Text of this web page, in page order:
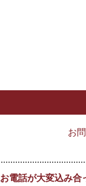
お
お電話が大変込み合